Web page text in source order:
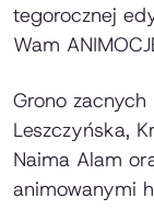
tegorocznej
Wam
Grono
Leszczyńska,
Naima Alam
animowanymi